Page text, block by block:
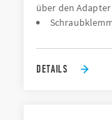
über den Adapter
DETAILS